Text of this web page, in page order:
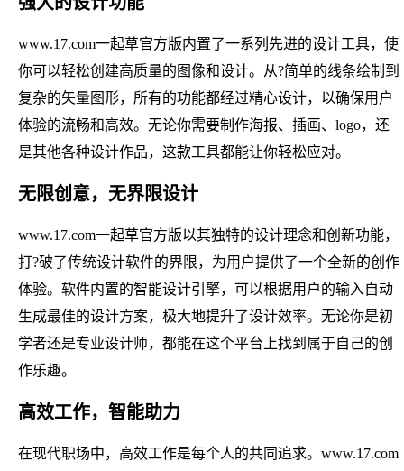
www.17.com一起草官方版内置了一系列先进的设计工具，使
你可以轻松创建高质量的图像和设计。从?简单的线条绘制到
复杂的矢量图形，所有的功能都经过精心设计，以确保用户
体验的流畅和高效。无论你需要制作海报、插画、logo，还
是其他各种设计作品，这款工具都能让你轻松应对。
无限创意，无界限设计
www.17.com一起草官方版以其独特的设计理念和创新功能，
打?破了传统设计软件的界限，为用户提供了一个全新的创作
体验。软件内置的智能设计引擎，可以根据用户的输入自动
生成最佳的设计方案，极大地提升了设计效率。无论你是初
学者还是专业设计师，都能在这个平台上找到属于自己的创
作乐趣。
高效工作，智能助力
在现代职场中，高效工作是每个人的共同追求。www.17.com